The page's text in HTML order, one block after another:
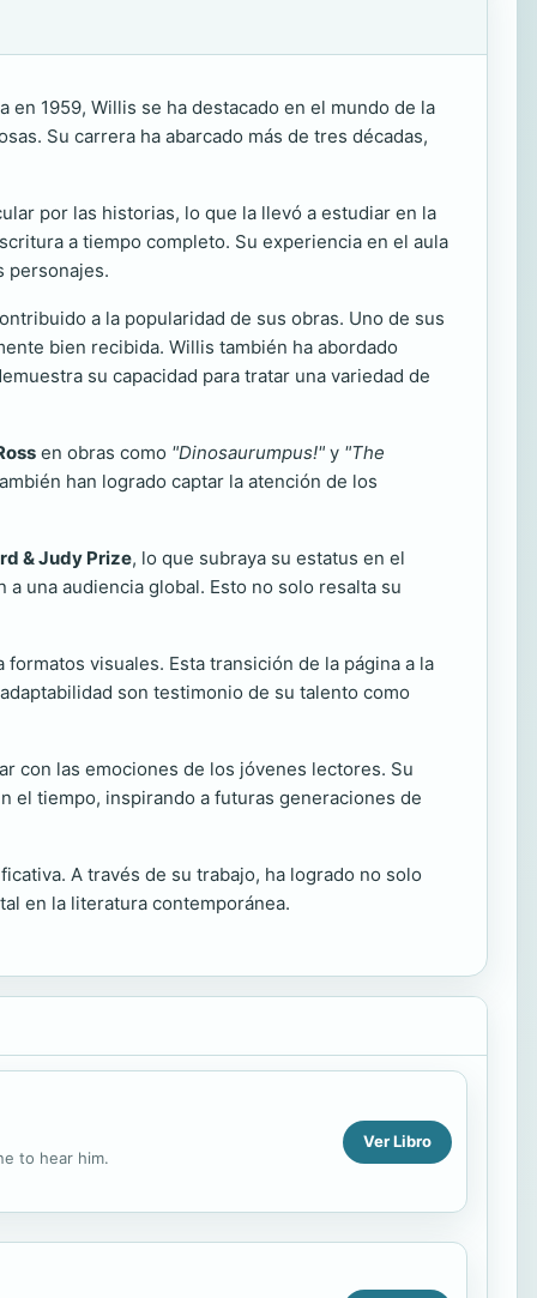
1959, Willis se ha destacado en el mundo de la
Su carrera ha abarcado más de tres décadas,
por las historias, lo que la llevó a estudiar en la
a tiempo completo. Su experiencia en el aula
personajes.
a la popularidad de sus obras. Uno de sus
bien recibida. Willis también ha abordado
su capacidad para tratar una variedad de
en obras como "Dinosaurumpus!" y "The
han logrado captar la atención de los
& Judy Prize, lo que subraya su estatus en el
una audiencia global. Esto no solo resalta su
visuales. Esta transición de la página a la
son testimonio de su talento como
con las emociones de los jóvenes lectores. Su
el tiempo, inspirando a futuras generaciones de
A través de su trabajo, ha logrado no solo
en la literatura contemporánea.
to hear him.
Ver Libro